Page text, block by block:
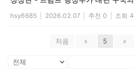
hsy6685 2026.02.07 추천 0 조회
처음 « 5 »